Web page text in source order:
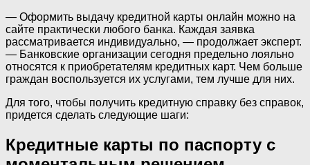
— Оформить выдачу кредитной карты онлайн можно на
сайте практически любого банка. Каждая заявка
рассматривается индивидуально, — продолжает эксперт.
— Банковские организации сегодня предельно лояльно
относятся к приобретателям кредитных карт. Чем больше
граждан воспользуется их услугами, тем лучше для них.
Для того, чтобы получить кредитную справку без справок,
придется сделать следующие шаги:
Кредитные карты по паспорту с